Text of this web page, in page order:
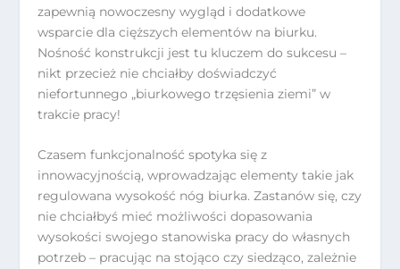
zapewnią nowoczesny wygląd i dodatkowe
wsparcie dla cięższych elementów na biurku.
Nośność konstrukcji jest tu kluczem do sukcesu –
nikt przecież nie chciałby doświadczyć
niefortunnego „biurkowego trzęsienia ziemi” w
trakcie pracy!
Czasem funkcjonalność spotyka się z
innowacyjnością, wprowadzając elementy takie jak
regulowana wysokość nóg biurka. Zastanów się, czy
nie chciałbyś mieć możliwości dopasowania
wysokości swojego stanowiska pracy do własnych
potrzeb – pracując na stojąco czy siedząco, zależnie